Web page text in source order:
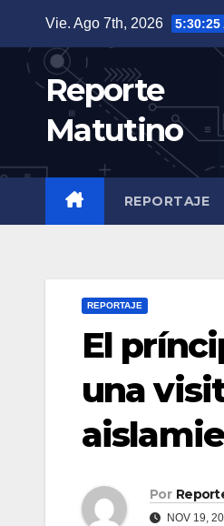
contenido
Vie. Ago 7th, 2026 5:30:27
Reporte
Matutino
REPORTAJE
REPORTAJE
El
una
Por
NOV 19,